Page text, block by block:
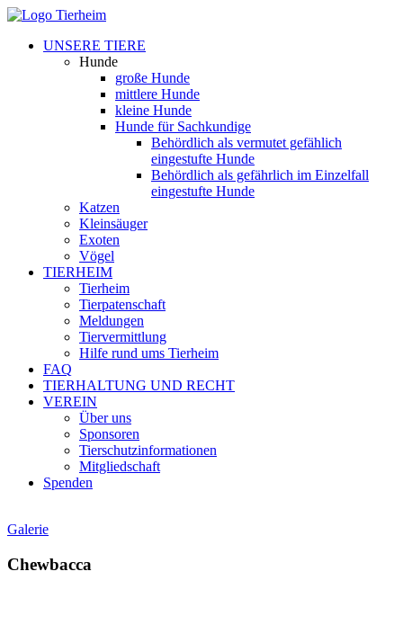
UNSERE TIERE
Hunde
große Hunde
mittlere Hunde
kleine Hunde
Hunde für Sachkundige
Behördlich als vermutet gefählich
eingestufte Hunde
Behördlich als gefährlich im Einzelfall
eingestufte Hunde
Katzen
Kleinsäuger
Exoten
Vögel
TIERHEIM
Tierheim
Tierpatenschaft
Meldungen
Tiervermittlung
Hilfe rund ums Tierheim
FAQ
TIERHALTUNG UND RECHT
VEREIN
Über uns
Sponsoren
Tierschutzinformationen
Mitgliedschaft
Spenden
Galerie
Chewbacca